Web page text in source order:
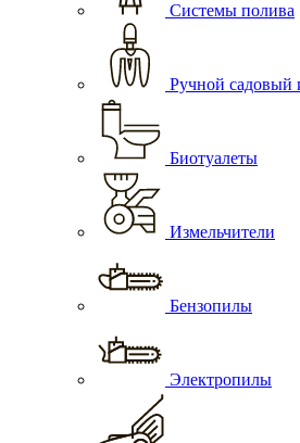
Системы полива
Ручной садовый
Биотуалеты
Измельчители
Бензопилы
Электропилы